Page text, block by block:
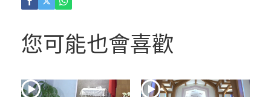
人相遇
您可能也會喜歡